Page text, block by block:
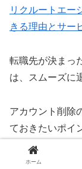
リクルートエー
きる理由とサー
転職先が決まっ
は、スムーズに
アカウント削除
ておきたいポイ
リクルートエー
ホーム